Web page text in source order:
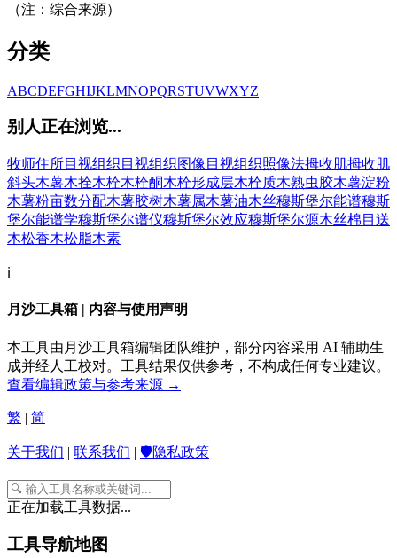
（注：综合来源）
分类
ABCDEFGHIJKLMNOPQRSTUVWXYZ
别人正在浏览...
牧师住所目视组织 目视组织图像 目视组织照像法拇收肌拇收肌
斜头木薯木拴木栓木栓酮木栓形成层木栓质木熟虫胶木薯淀粉
木薯粉亩数分配木薯胶树木薯属木薯油木丝穆斯堡尔能谱穆斯
堡尔能谱学穆斯堡尔谱仪穆斯堡尔效应穆斯堡尔源木丝棉 目送
木松香木松脂木素
ℹ️
月沙工具箱 | 内容与使用声明
本工具由月沙工具箱编辑团队维护，部分内容采用 AI 辅助生
成并经人工校对。工具结果仅供参考，不构成任何专业建议。
查看编辑政策与参考来源 →
繁 | 简
关于我们 | 联系我们 | 🛡️隐私政策
正在加载工具数据...
工具导航地图